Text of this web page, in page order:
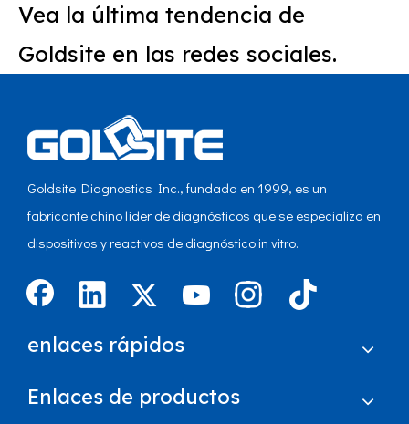
Vea la última tendencia de
Goldsite en las redes sociales.
Goldsite Diagnostics Inc., fundada en 1999, es un
fabricante chino líder de diagnósticos que se especializa en
dispositivos y reactivos de diagnóstico in vitro.
enlaces rápidos
Enlaces de productos